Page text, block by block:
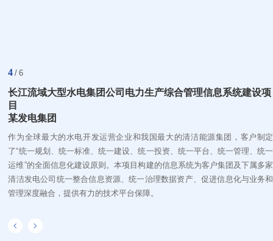
4 / 6
长江流域大型水电集团公司电力生产综合管理信息系统建设项
目
某发电集团
作为全球最大的水电开发运营企业和我国最大的清洁能源集团，客户制定
了“统一规划、统一标准、统一建设、统一投资、统一平台、统一管理、统一
运维”的全面信息化建设原则。本项目构建的信息系统为客户集团及下属多家
清洁发电公司统一整合信息资源、统一治理数据资产、促进信息化与业务和
管理深度融合，提供有力的技术平台保障。